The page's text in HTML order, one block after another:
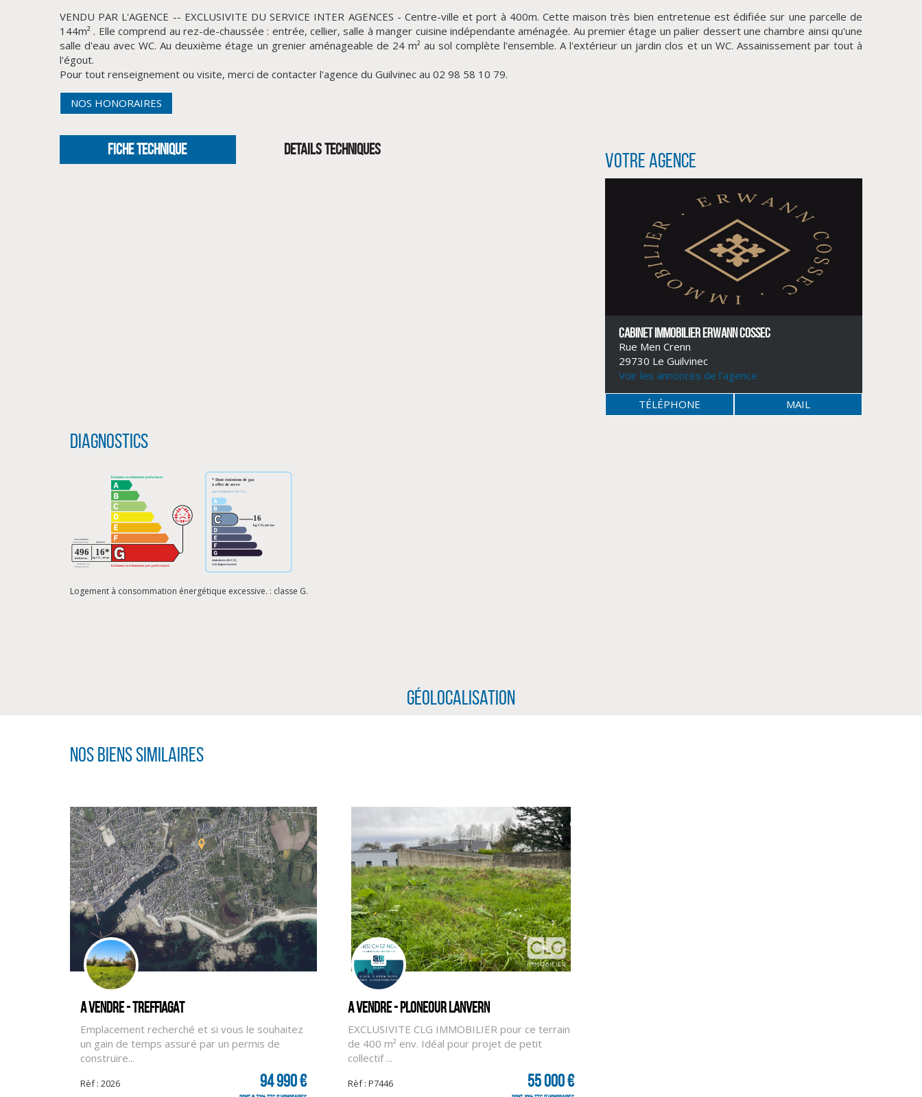
VENDU PAR L'AGENCE -- EXCLUSIVITE DU SERVICE INTER AGENCES - Centre-ville et port à 400m. Cette maison très bien entretenue est édifiée sur une parcelle de
144m² . Elle comprend au rez-de-chaussée : entrée, cellier, salle à manger cuisine indépendante aménagée. Au premier étage un palier dessert une chambre ainsi qu'une
salle d'eau avec WC. Au deuxième étage un grenier aménageable de 24 m² au sol complète l'ensemble. A l'extérieur un jardin clos et un WC. Assainissement par tout à
l'égout.
Pour tout renseignement ou visite, merci de contacter l'agence du Guilvinec au 02 98 58 10 79.
NOS HONORAIRES
FICHE TECHNIQUE DETAILS TECHNIQUES Votre agence
CABINET IMMOBILIER ERWANN COSSEC
Rue Men Crenn
29730 Le Guilvinec
Voir les annonces de l'agence
TÉLÉPHONE MAIL
Diagnostics
Logement à consommation énergétique excessive. : classe G.
Géolocalisation
Nos biens similaires
A vendre - TREFFIAGAT
Emplacement recherché et si vous le souhaitez
un gain de temps assuré par un permis de
construire...
Rèf : 2026 94 990 €
A vendre - PLONEOUR LANVERN
EXCLUSIVITE CLG IMMOBILIER pour ce terrain
de 400 m² env. Idéal pour projet de petit
collectif ...
Rèf : P7446 55 000 €